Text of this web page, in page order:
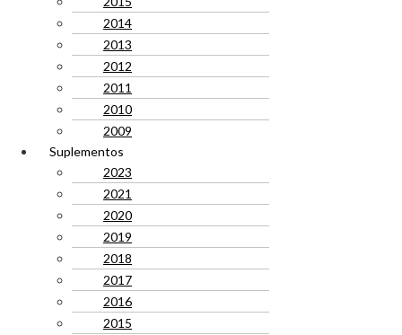
2014
2013
2012
2011
2010
2009
Suplementos
2023
2021
2020
2019
2018
2017
2016
2015